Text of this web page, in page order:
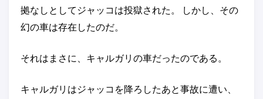
拠なしとしてジャッコは投獄された。 しかし、その
幻の車は存在したのだ。
それはまさに、キャルガリの車だったのである。
キャルガリはジャッコを降ろしたあと事故に遭い、